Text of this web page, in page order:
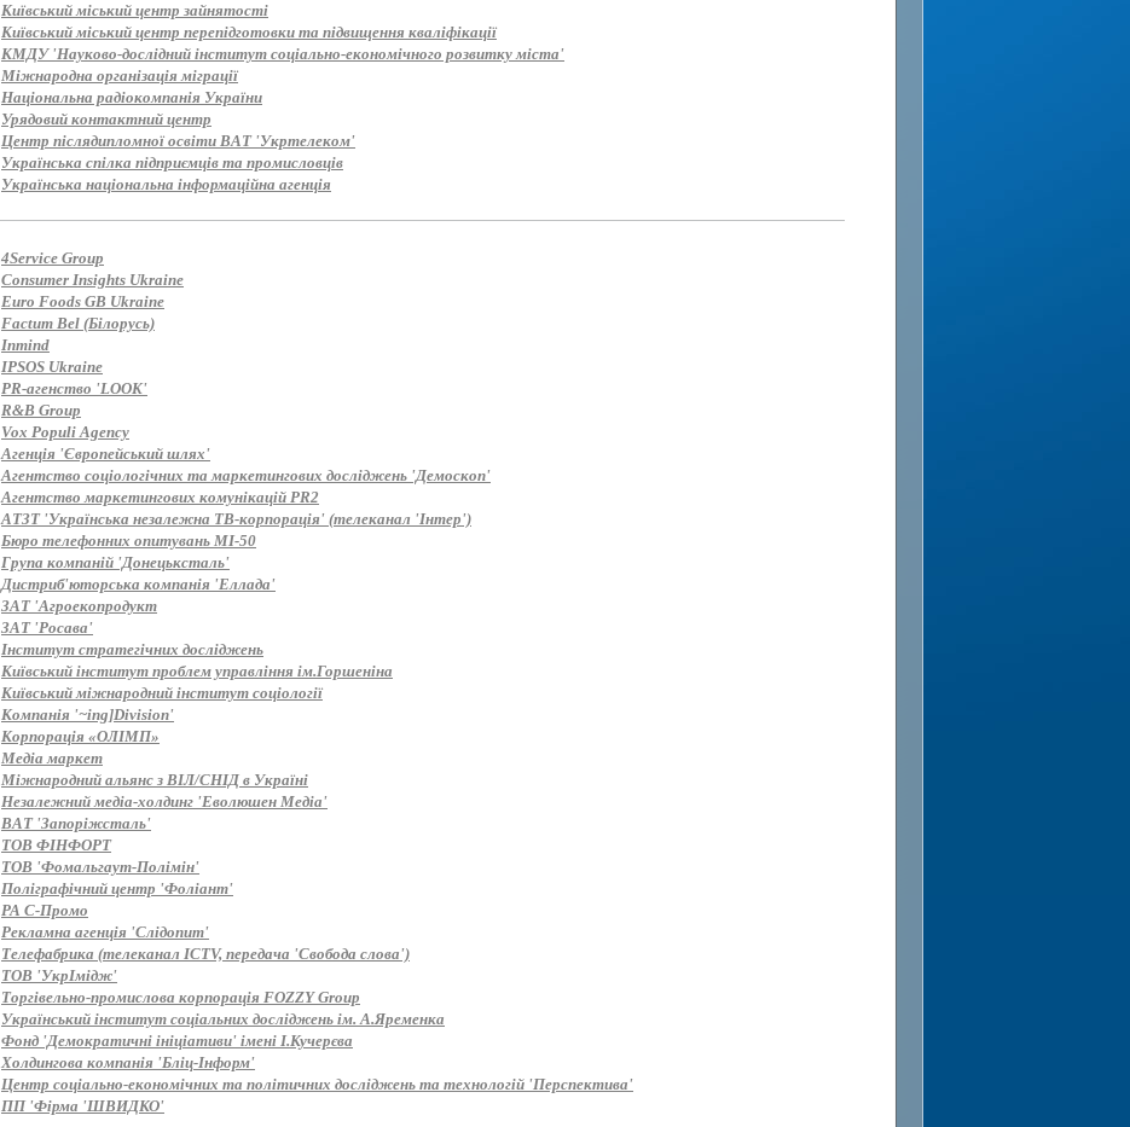
Київський міський центр зайнятості
Київський міський центр перепідготовки та підвищення кваліфікації
КМДУ 'Науково-дослідний інститут соціально-економічного розвитку міста'
Міжнародна організація міграції
Національна радіокомпанія України
Урядовий контактний центр
Центр післядипломної освіти ВАТ 'Укртелеком'
Українська спілка підприємців та промисловців
Українська національна інформаційна агенція
4Service Group
Consumer Insights Ukraine
Euro Foods GB Ukraine
Factum Bel (Білорусь)
Inmind
IPSOS Ukraine
PR-агенство 'LOOK'
R&B Group
Vox Populi Agency
Агенція 'Європейський шлях'
Агентство соціологічних та маркетингових досліджень 'Демоскоп'
Агентство маркетингових комунікацій PR2
АТЗТ 'Українська незалежна ТВ-корпорація' (телеканал 'Інтер')
Бюро телефонних опитувань MI-50
Група компаній 'Донецьксталь'
Дистриб'юторська компанія 'Еллада'
ЗАТ 'Агроекопродукт
ЗАТ 'Росава'
Інститут стратегічних досліджень
Київський інститут проблем управління ім.Горшеніна
Київський міжнародний інститут соціології
Компанія '~ing]Division'
Корпорація «ОЛІМП»
Медіа маркет
Міжнародний альянс з ВІЛ/СНІД в Україні
Незалежний медіа-холдинг 'Еволюшен Медіа'
ВАТ 'Запоріжсталь'
ТОВ ФІНФОРТ
ТОВ 'Фомальгаут-Полімін'
Поліграфічний центр 'Фоліант'
РА С-Промо
Рекламна агенція 'Слідопит'
Телефабрика (телеканал ICTV, передача 'Свобода слова')
ТОВ 'УкрІмідж'
Торгівельно-промислова корпорація FOZZY Group
Український інститут соціальних досліджень ім. А.Яременка
Фонд 'Демократичні ініціативи' імені І.Кучерєва
Холдингова компанія 'Бліц-Інформ'
Центр соціально-економічних та політичних досліджень та технологій 'Перспектива'
ПП 'Фірма 'ШВИДКО'